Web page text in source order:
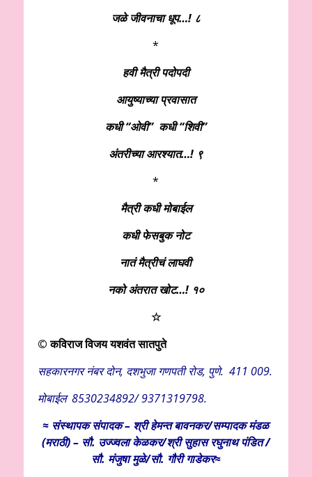
जळे जीवनाचा धूप…! ८
*
हवी मैत्री पदोपदी
आयुष्याच्या प्रवासात
कधी “ओवी” कधी “शिवी”
अंतरीच्या आरश्यात…! ९
*
मैत्री कधी मोबाईल
कधी फेसबुक नोट
नातं मैत्रीचं लाघवी
नको अंतरात खोट…! १०
☆
© कविराज विजय यशवंत सातपुते
सहकारनगर नंबर दोन, दशभुजा गणपती रोड, पुणे. 411 009.
मोबाईल 8530234892/ 9371319798.
≈ संस्थापक संपादक – श्री हेमन्त बावनकर/सम्पादक मंडळ
(मराठी) – सौ. उज्ज्वला केळकर/श्री सुहास रघुनाथ पंडित /
सौ. मंजुषा मुळे/सौ. गौरी गाडेकर≈